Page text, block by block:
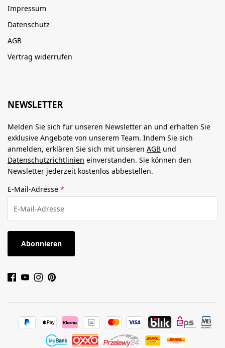
Impressum
Datenschutz
AGB
Vertrag widerrufen
NEWSLETTER
Melden Sie sich für unseren Newsletter an und erhalten Sie
exklusive Angebote von unserem Team. Indem Sie sich
anmelden, erklären Sie sich mit unseren AGB und
Datenschutzrichtlinien einverstanden. Sie können den
Newsletter jederzeit kostenlos abbestellen.
E-Mail-Adresse *
Abonnieren